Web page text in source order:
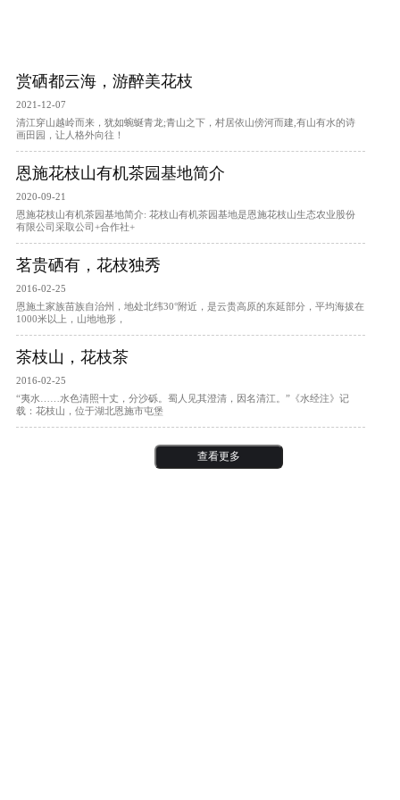
赏硒都云海，游醉美花枝
2021-12-07
清江穿山越岭而来，犹如蜿蜒青龙;青山之下，村居依山傍河而建,有山有水的诗
画田园，让人格外向往！
恩施花枝山有机茶园基地简介
2020-09-21
恩施花枝山有机茶园基地简介: 花枝山有机茶园基地是恩施花枝山生态农业股份
有限公司采取公司+合作社+
茗贵硒有，花枝独秀
2016-02-25
恩施土家族苗族自治州，地处北纬30°附近，是云贵高原的东延部分，平均海拔在
1000米以上，山地地形，
茶枝山，花枝茶
2016-02-25
“夷水……水色清照十丈，分沙砾。蜀人见其澄清，因名清江。”《水经注》记
载：花枝山，位于湖北恩施市屯堡
查看更多